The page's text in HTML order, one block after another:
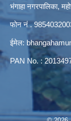
भंगाहा नगरपालिका,
फोन नं .
ईमेल:
PAN No. :